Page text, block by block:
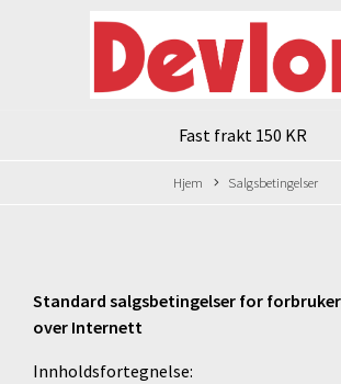
Fast frakt 150 KR
Hjem Salgsbetingelser
Standard salgsbetingelser for
over Internett
Innholdsfortegnelse: